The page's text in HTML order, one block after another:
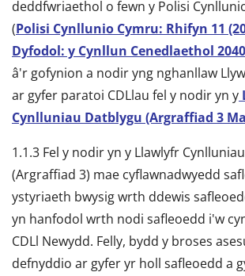
deddfwriaethol o fewn y Polisi
(Polisi Cynllunio Cymru: Rhifyn 11
Dyfodol: y Cynllun Cenedlaethol
â'r gofynion a nodir yng nghanllaw
ar gyfer paratoi CDLlau fel y nodir yn y
Cynlluniau Datblygu (Argraffiad 3
1.1.3 Fel y nodir yn y Llawlyfr
(Argraffiad 3) mae cyflawnadwyedd
ystyriaeth bwysig wrth ddewis
yn hanfodol wrth nodi safleoedd i'w
CDLl Newydd. Felly, bydd y broses
defnyddio ar gyfer yr holl safleoedd a